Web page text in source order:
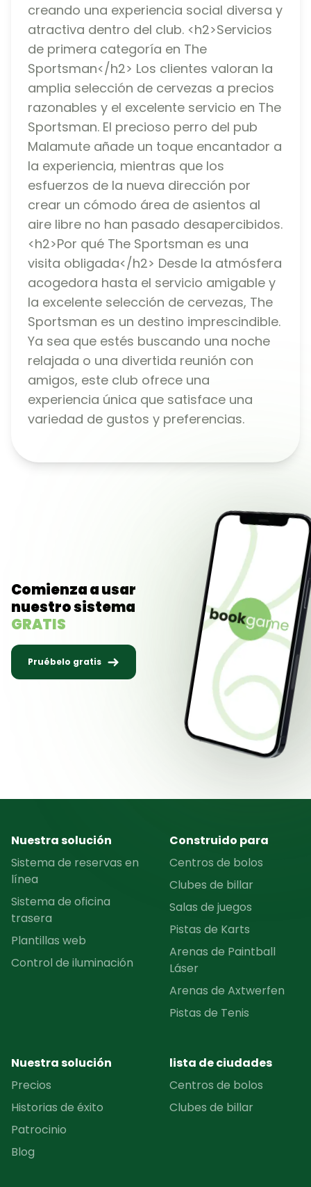
creando una experiencia social diversa y
atractiva dentro del club. <h2>Servicios
de primera categoría en The
Sportsman</h2> Los clientes valoran la
amplia selección de cervezas a precios
razonables y el excelente servicio en The
Sportsman. El precioso perro del pub
Malamute añade un toque encantador a
la experiencia, mientras que los
esfuerzos de la nueva dirección por
crear un cómodo área de asientos al
aire libre no han pasado desapercibidos.
<h2>Por qué The Sportsman es una
visita obligada</h2> Desde la atmósfera
acogedora hasta el servicio amigable y
la excelente selección de cervezas, The
Sportsman es un destino imprescindible.
Ya sea que estés buscando una noche
relajada o una divertida reunión con
amigos, este club ofrece una
experiencia única que satisface una
variedad de gustos y preferencias.
Comienza a usar
nuestro sistema
GRATIS
Pruébelo gratis
Nuestra solución
Sistema de reservas en
línea
Sistema de oficina
trasera
Plantillas web
Control de iluminación
Construido para
Centros de bolos
Clubes de billar
Salas de juegos
Pistas de Karts
Arenas de Paintball
Láser
Arenas de Axtwerfen
Pistas de Tenis
Nuestra solución
Precios
Historias de éxito
Patrocinio
Blog
lista de ciudades
Centros de bolos
Clubes de billar